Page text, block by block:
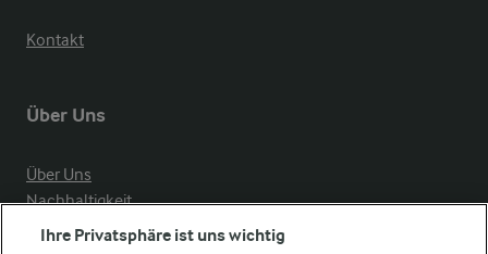
Kontakt
Über Uns
Über Uns
Nachhaltigkeit
Compliance
Ihre Privatsphäre ist uns wichtig